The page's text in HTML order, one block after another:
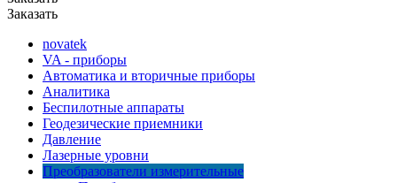
Заказать
novatek
VA - приборы
Автоматика и вторичные приборы
Аналитика
Беспилотные аппараты
Геодезические приемники
Давление
Лазерные уровни
Преобразователи измерительные